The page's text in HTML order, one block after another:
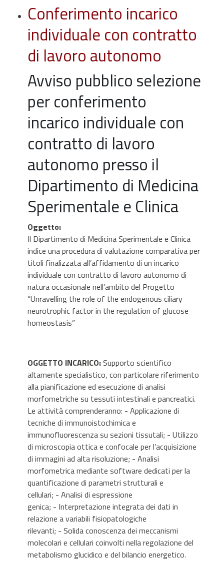
Conferimento incarico
individuale con contratto
di lavoro autonomo
Avviso pubblico selezione
per conferimento
incarico individuale con
contratto di lavoro
autonomo presso il
Dipartimento di Medicina
Sperimentale e Clinica
Oggetto:
Il Dipartimento di Medicina Sperimentale e Clinica
indice una procedura di valutazione comparativa per
titoli finalizzata all’affidamento di un incarico
individuale con contratto di lavoro autonomo di
natura occasionale nell’ambito del Progetto
“Unravelling the role of the endogenous ciliary
neurotrophic factor in the regulation of glucose
homeostasis”
OGGETTO INCARICO:Supporto scientifico
altamente specialistico, con particolare riferimento
alla pianificazione ed esecuzione di analisi
morfometriche su tessuti intestinali e pancreatici.
Le attività comprenderanno: - Applicazione di
tecniche di immunoistochimica e
immunofluorescenza su sezioni tissutali; - Utilizzo
di microscopia ottica e confocale per l’acquisizione
di immagini ad alta risoluzione; - Analisi
morfometrica mediante software dedicati per la
quantificazione di parametri strutturali e
cellulari; - Analisi di espressione
genica; - Interpretazione integrata dei dati in
relazione a variabili fisiopatologiche
rilevanti; - Solida conoscenza dei meccanismi
molecolari e cellulari coinvolti nella regolazione del
metabolismo glucidico e del bilancio energetico.